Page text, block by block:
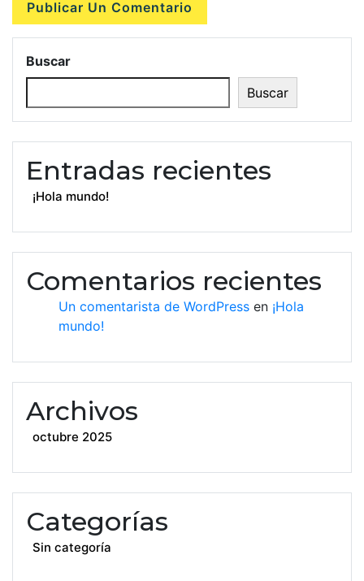
Buscar
Buscar
Entradas recientes
¡Hola mundo!
Comentarios recientes
Un comentarista de WordPress en ¡Hola
mundo!
Archivos
octubre 2025
Categorías
Sin categoría